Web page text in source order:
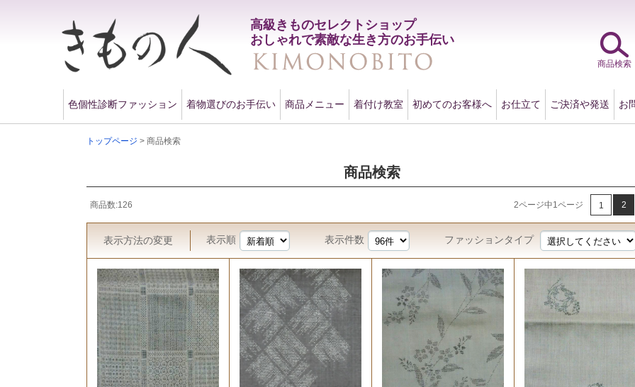
高級きものセレクトショップ
おしゃれで素敵な生き方のお手伝い
色個性診断ファッション 着物選びのお手伝い 商品メニュー 着付け教室 初めてのお客様へ お仕立て ご決済や発送 お
商品検索
トップページ > 商品検索
商品検索
商品数:126 2ページ中1ページ 1 2
表示方法の変更 表示順 表示件数 ファッションタイプ